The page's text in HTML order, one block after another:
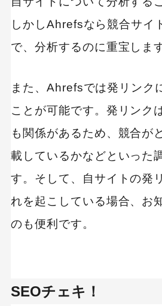
しかしAhrefsなら競合サイ
で、分析するのに重宝しま
また、Ahrefsでは発リンク
ことが可能です。発リンク
も関係があるため、競合が
載しているかなどといった
す。そして、自サイトの発
れを起こしている場合、お
のも便利です。
SEOチェキ！